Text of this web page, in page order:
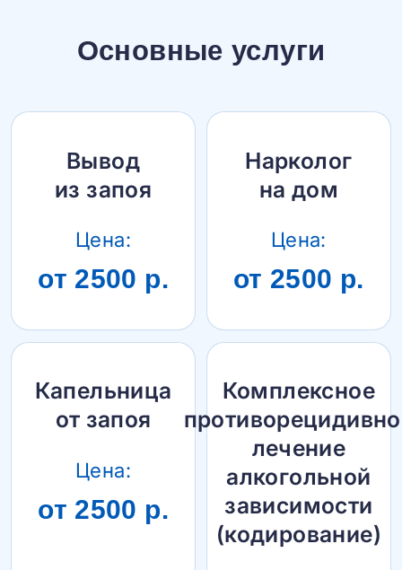
Основные услуги
Вывод
из запоя
Цена:
от 2500 р.
Нарколог
на дом
Цена:
от 2500 р.
Капельница
от запоя
Цена:
от 2500 р.
Комплексное
лечение
алкогольной
зависимости
(кодирование)